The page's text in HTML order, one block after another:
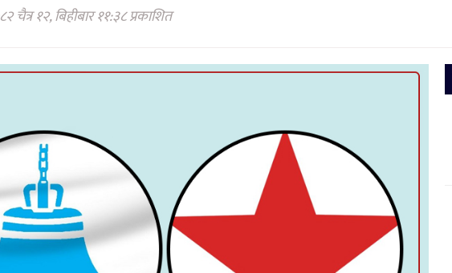
चैत्र १२, बिहीबार ११:३८ प्रकाशित